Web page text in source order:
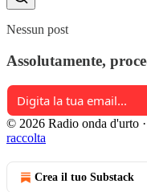
Nessun post
Assolutamente,
© 2026 Radio onda d'urto ·
raccolta
Crea il tuo Substack